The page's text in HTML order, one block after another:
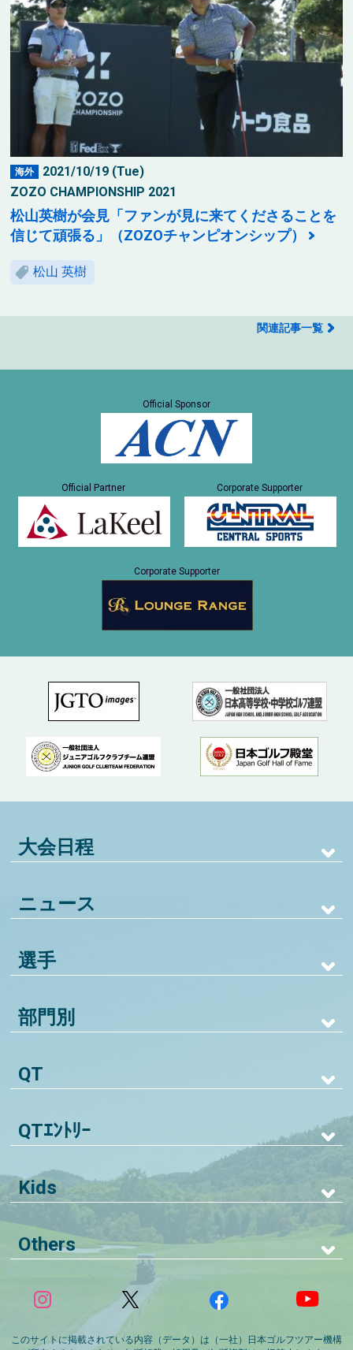
海外
2021/10/19 (Tue)
ZOZO CHAMPIONSHIP 2021
松山英樹が会見「ファンが見に来てくださることを
信じて頑張る」（ZOZOチャンピオンシップ）
松山 英樹
関連記事一覧
Official Sponsor
Official Partner Corporate Supporter
Corporate Supporter
大会日程
ニュース
選手
部門別
QT
QTｴﾝﾄﾘｰ
Kids
Others
このサイトに掲載されている内容（データ）は（一社）日本ゴルフツアー機構